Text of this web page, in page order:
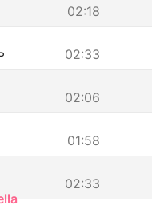
02:18
02:33
02:06
01:58
02:33